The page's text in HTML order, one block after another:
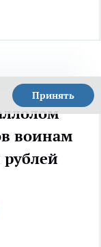
Принять
воинам